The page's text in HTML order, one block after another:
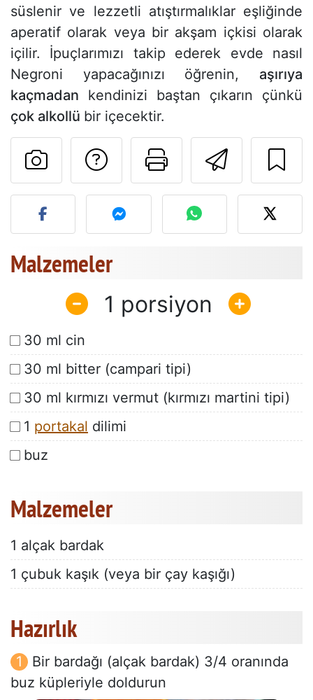
süslenir ve lezzetli atıştırmalıklar eşliğinde
aperatif olarak veya bir akşam içkisi olarak
içilir. İpuçlarımızı takip ederek evde nasıl
Negroni yapacağınızı öğrenin, aşırıya
kaçmadan kendinizi baştan çıkarın çünkü
çok alkollü bir içecektir.
Bu sayfayı
Tarif sahibine bir
Bu tarifin fotoğrafını
Malzemeler
1
30 ml cin
30 ml bitter (campari tipi)
30 ml kırmızı vermut (kırmızı martini tipi)
1 portakal dilimi
buz
Malzemeler
1 alçak bardak
1 çubuk kaşık (veya bir çay kaşığı)
Hazırlık
Bir bardağı (alçak bardak) 3/4 oranında
buz küpleriyle doldurun